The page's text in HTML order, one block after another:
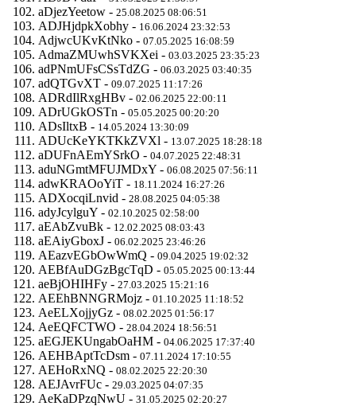
aDjezYeetow - 25.08.2025 08:06:51
ADJHjdpkXobhy - 16.06.2024 23:32:53
AdjwcUKvKtNko - 07.05.2025 16:08:59
AdmaZMUwhSVKXei - 03.03.2025 23:35:23
adPNmUFsCSsTdZG - 06.03.2025 03:40:35
adQTGvXT - 09.07.2025 11:17:26
ADRdIlRxgHBv - 02.06.2025 22:00:11
ADrUGkOSTn - 05.05.2025 00:20:20
ADsIltxB - 14.05.2024 13:30:09
ADUcKeYKTKkZVXl - 13.07.2025 18:28:18
aDUFnAEmYSrkO - 04.07.2025 22:48:31
aduNGmtMFUJMDxY - 06.08.2025 07:56:11
adwKRAOoYiT - 18.11.2024 16:27:26
ADXocqiLnvid - 28.08.2025 04:05:38
adyJcylguY - 02.10.2025 02:58:00
aEAbZvuBk - 12.02.2025 08:03:43
aEAiyGboxJ - 06.02.2025 23:46:26
AEazvEGbOwWmQ - 09.04.2025 19:02:32
AEBfAuDGzBgcTqD - 05.05.2025 00:13:44
aeBjOHIHFy - 27.03.2025 15:21:16
AEEhBNNGRMojz - 01.10.2025 11:18:52
AeELXojjyGz - 08.02.2025 01:56:17
AeEQFCTWO - 28.04.2024 18:56:51
aEGJEKUngabOaHM - 04.06.2025 17:37:40
AEHBAptTcDsm - 07.11.2024 17:10:55
AEHoRxNQ - 08.02.2025 22:20:30
AEJAvrFUc - 29.03.2025 04:07:35
AeKaDPzqNwU - 31.05.2025 02:20:27